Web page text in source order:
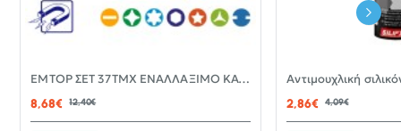
-30%EMTOP ΣΕΤ 37ΤΜΧ ΕΝΑΛΛΑΞΙΜΟ ΚΑΤΣΑΒΙΔΙ ΜΕ ΜΥΤΕΣ EBST03702
8,68€
12,40€ 2,86€ 4,09€